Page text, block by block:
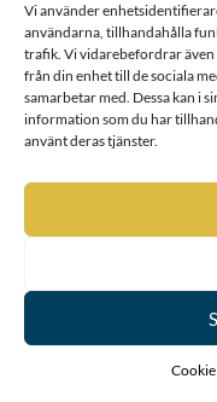
Vi använder
användarna, tillhandahålla
trafik. Vi vidarebefordrar
från din enhet till de sociala
samarbetar med. Dessa kan i
information som du har
använt deras tjänster.
1699
Nordenheim
1912 B
1950
Nordenstam
1981
1608
1825
2049
Noringer
1947
Odencrantz
von
Ointroducerad
von Otter